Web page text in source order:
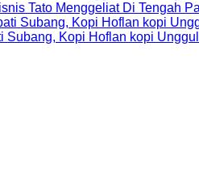
Tato Menggeliat Di Tengah
Subang, Kopi Hoflan kopi